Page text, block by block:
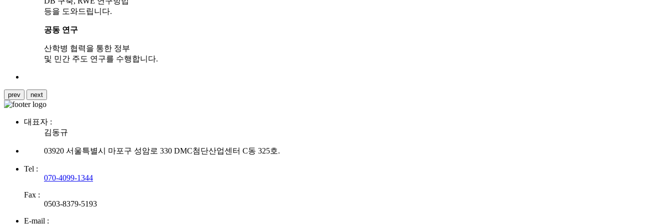
등을 도와드립니다.
공동 연구
산학병 협력을 통한 정부
및 민간 주도 연구를 수행합니다.
prev next
대표자 :
김동규
03920 서울특별시 마포구 성암로 330 DMC첨단산업센터 C동 325호.
Tel :
070-4099-1344
Fax :
0503-8379-5193
E-mail :